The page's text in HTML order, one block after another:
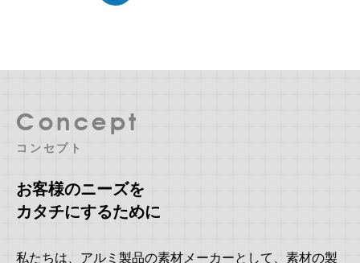
Concept
コンセプト
お客様のニーズを
カタチにするために
私たちは、アルミ製品の素材メーカーとして、素材の製